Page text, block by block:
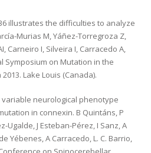
illustrates the difficulties to analyze
Murias M, Yáñez-Torregroza Z,
Carneiro I, Silveira I, Carracedo A,
Symposium on Mutation in the
Lake Louis (Canada).
neurological phenotype
in connexin. B Quintáns, P
Ugalde, J Esteban-Pérez, I Sanz, A
Yébenes, A Carracedo, L. C. Barrio,